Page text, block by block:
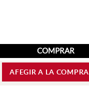
COMPRAR
AFEGIR A LA COMPRA